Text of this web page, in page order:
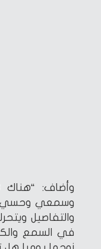
وسمعي وحسي)،
والتفاصيل
في السمع